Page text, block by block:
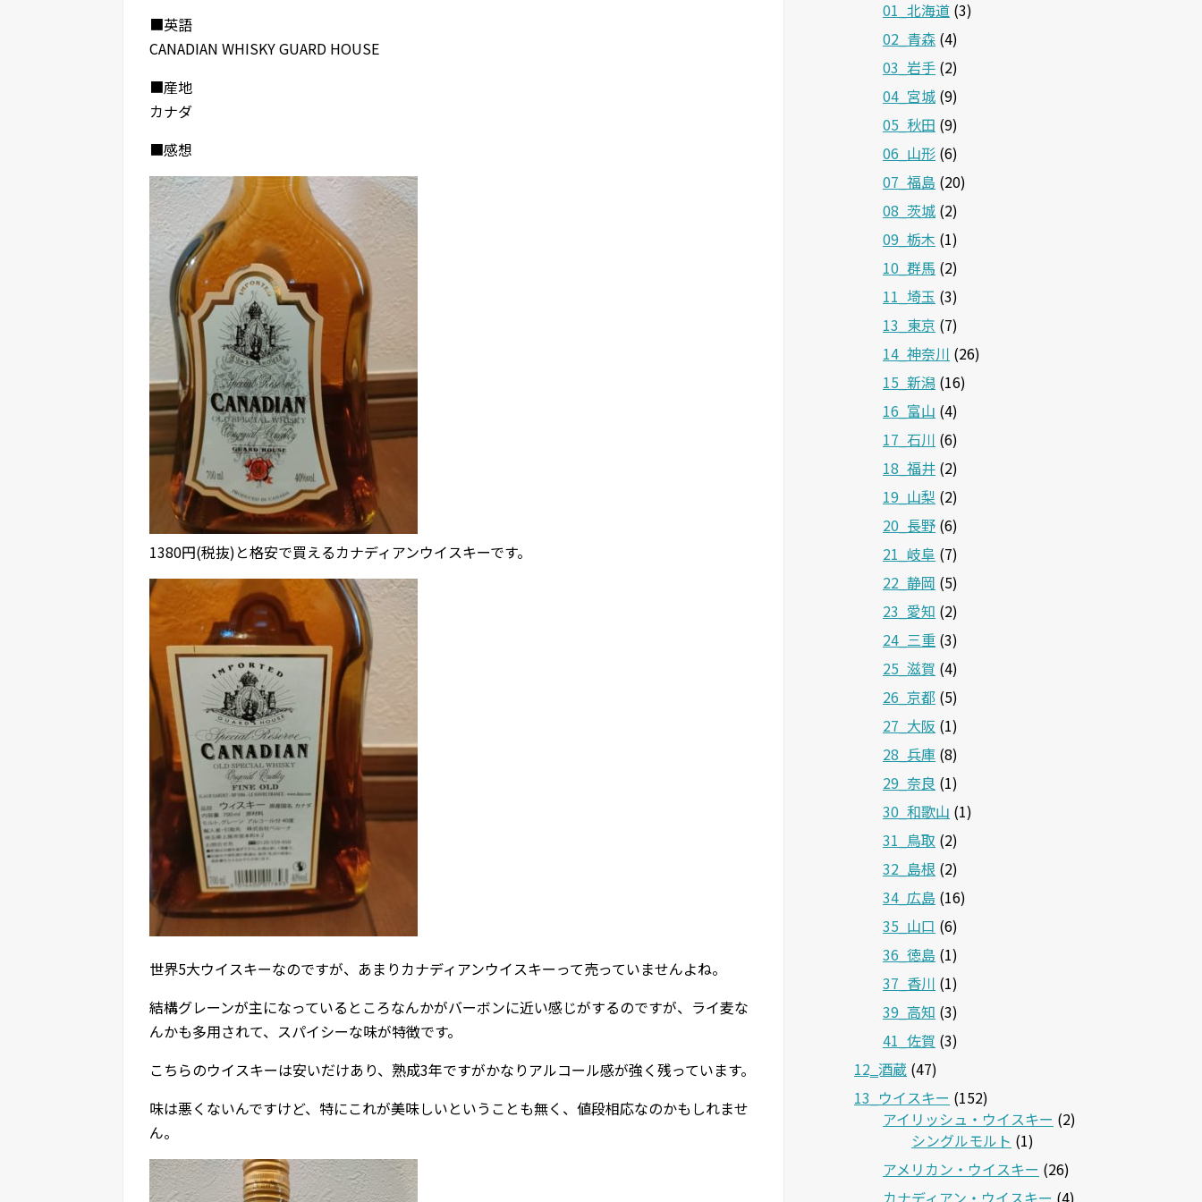
■英語
CANADIAN WHISKY GUARD HOUSE
■産地
カナダ
■感想
1380円(税抜)と格安で買えるカナディアンウイスキーです。
世界5大ウイスキーなのですが、あまりカナディアンウイスキーって売っていませんよね。
結構グレーンが主になっているところなんかがバーボンに近い感じがするのですが、ライ麦な
んかも多用されて、スパイシーな味が特徴です。
こちらのウイスキーは安いだけあり、熟成3年ですがかなりアルコール感が強く残っています。
味は悪くないんですけど、特にこれが美味しいということも無く、値段相応なのかもしれませ
ん。
01_北海道 (3)
02_青森 (4)
03_岩手 (2)
04_宮城 (9)
05_秋田 (9)
06_山形 (6)
07_福島 (20)
08_茨城 (2)
09_栃木 (1)
10_群馬 (2)
11_埼玉 (3)
13_東京 (7)
14_神奈川 (26)
15_新潟 (16)
16_富山 (4)
17_石川 (6)
18_福井 (2)
19_山梨 (2)
20_長野 (6)
21_岐阜 (7)
22_静岡 (5)
23_愛知 (2)
24_三重 (3)
25_滋賀 (4)
26_京都 (5)
27_大阪 (1)
28_兵庫 (8)
29_奈良 (1)
30_和歌山 (1)
31_鳥取 (2)
32_島根 (2)
34_広島 (16)
35_山口 (6)
36_徳島 (1)
37_香川 (1)
39_高知 (3)
41_佐賀 (3)
12‗酒蔵 (47)
13_ウイスキー (152)
アイリッシュ・ウイスキー (2)
シングルモルト (1)
アメリカン・ウイスキー (26)
カナディアン・ウイスキー (4)